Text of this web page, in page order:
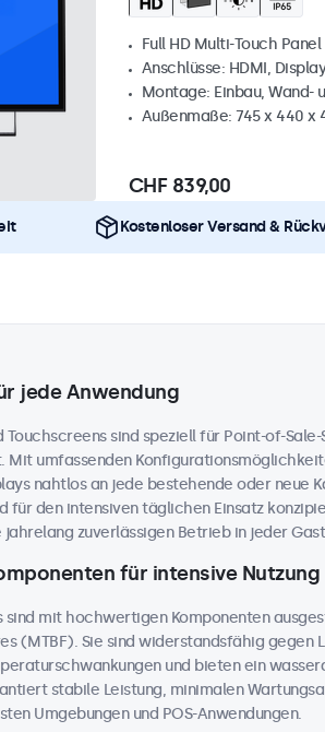
Full HD Multi-Touch Panel
Anschlüsse: HDMI,
Montage: Einbau, Wand-
Außenmaße: 745 x 440 x
CHF 839,00
Kostenloser Versand &
jede Anwendung
Touchscreens sind speziell für Point-of-
Mit umfassenden
nahtlos an jede bestehende oder neue
für den intensiven täglichen Einsatz
zuverlässigen Betrieb in jeder
für intensive Nutzung
sind mit hochwertigen Komponenten
(MTBF). Sie sind widerstandsfähig
und bieten ein
stabile Leistung, minimalen
Umgebungen und POS-Anwendungen.